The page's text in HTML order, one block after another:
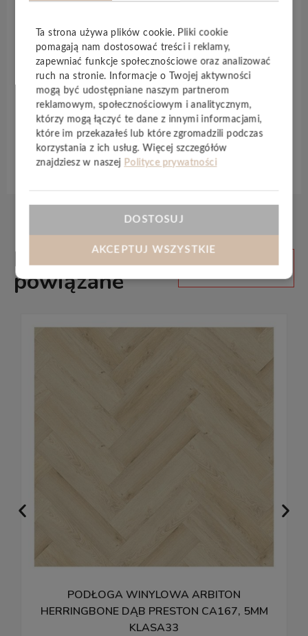
Specyfikacja techniczna
Luksusowa podłoga winylowaInvictusnadaje
wnętrzu wyjątkowego stylu. Wybieraj spośród
wielu wzorów – w tym drewnopodobnych desek i
płytek imitujących kamień – lub zdecyduj się na
śmiałe rozwiązanie i postaw na piękne zdobienia.
Produkty
powiązane
ZOBACZ
PODŁOGA WINYLOWA ARBITON
HERRINGBONE DĄB PRESTON CA167, 5MM
KLASA33
Ta strona używa plików cookie. Pliki cookie
pomagają nam dostosować treści i reklamy,
zapewniać funkcje społecznościowe oraz analizować
ruch na stronie. Informacje o Twojej aktywności
mogą być udostępniane naszym partnerom
reklamowym, społecznościowym i analitycznym,
którzy mogą łączyć te dane z innymi informacjami,
które im przekazałeś lub które zgromadzili podczas
korzystania z ich usług. Więcej szczegółów
znajdziesz w naszej Polityce prywatności
DOSTOSUJ
AKCEPTUJ WSZYSTKIE